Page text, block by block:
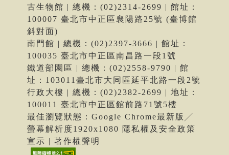
古生物館 | 總機：(02)2314-2699 | 館址：
100007 臺北市中正區襄陽路25號 (臺博館
斜對面)
南門館 | 總機：(02)2397-3666 | 館址：
100035 臺北市中正區南昌路一段1號
鐵道部園區 | 總機：(02)2558-9790 | 館
址：103011臺北市大同區延平北路一段2號
行政大樓 | 總機：(02)2382-2699 | 地址：
100011 臺北市中正區館前路71號5樓
最佳瀏覽狀態：Google Chrome最新版╱
螢幕解析度1920x1080 隱私權及安全政策
宣示 | 著作權聲明